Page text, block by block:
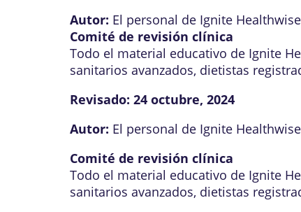
Autor: El personal de Ignite
Comité de revisión clínica
Todo el material educativo de Ignite
sanitarios avanzados, dietistas
Revisado: 24 octubre, 2024
Autor: El personal de Ignite
Comité de revisión clínica
Todo el material educativo de Ignite
sanitarios avanzados, dietistas